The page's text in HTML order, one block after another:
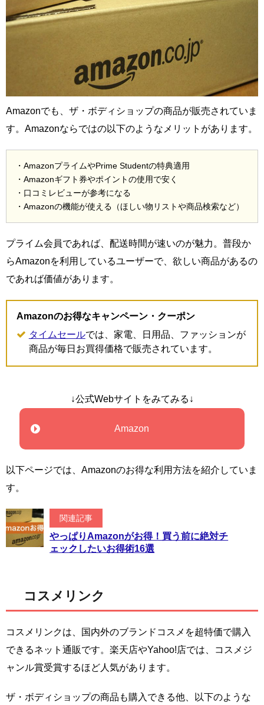
Amazonでも、ザ・ボディショップの商品が販売されていま
す。Amazonならではの以下のようなメリットがあります。
・AmazonプライムやPrime Studentの特典適用
・Amazonギフト券やポイントの使用で安く
・口コミレビューが参考になる
・Amazonの機能が使える（ほしい物リストや商品検索など）
プライム会員であれば、配送時間が速いのが魅力。普段か
らAmazonを利用しているユーザーで、欲しい商品があるの
であれば価値があります。
Amazonのお得なキャンペーン・クーポン
タイムセールでは、家電、日用品、ファッションが
商品が毎日お買得価格で販売されています。
↓公式Webサイトをみてみる↓
Amazon
以下ページでは、Amazonのお得な利用方法を紹介していま
す。
関連記事
やっぱりAmazonがお得！買う前に絶対チ
ェックしたいお得術16選
コスメリンク
コスメリンクは、国内外のブランドコスメを超特価で購入
できるネット通販です。楽天店やYahoo!店では、コスメジ
ャンル賞受賞するほど人気があります。
ザ・ボディショップの商品も購入できる他、以下のような